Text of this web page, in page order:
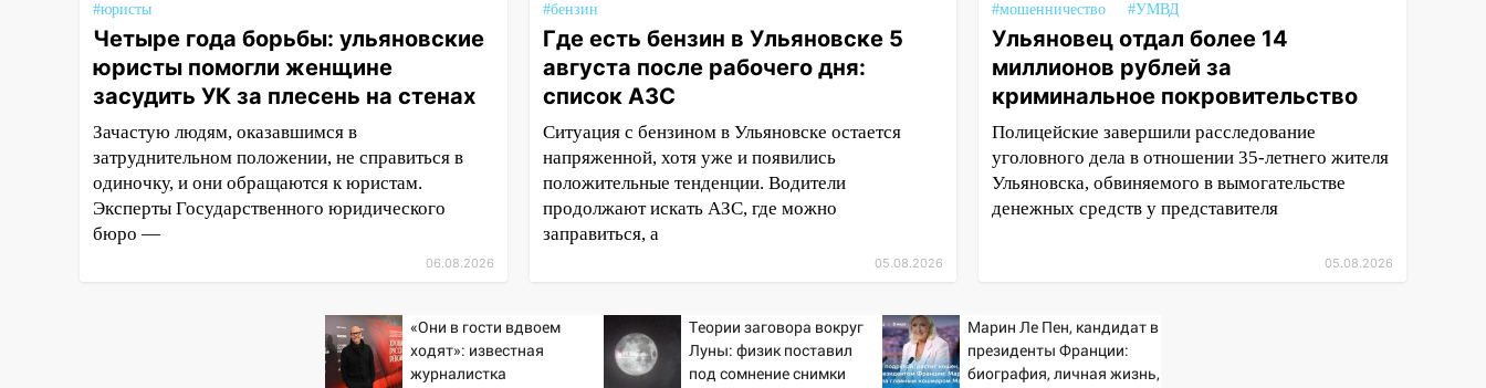
20:22
летнюю жительницу
Ульяновской области
19:14 Житель Ульяновской
области подвез троих
незнакомцев на трассе и
заработал уголовное дело
18:14 Прогноз погоды на 6
августа в Ульяновской области
силовой экстрим: в Ульяновске
пройдет большой фестиваль
#юристы
Четыре года борьбы: ульяновские
юристы помогли женщине
засудить УК за плесень на стенах
Зачастую людям, оказавшимся в
затруднительном положении, не справиться в
одиночку, и они обращаются к юристам.
Эксперты Государственного юридического
бюро —
06.08.2026
#бензин
Где есть бензин в Ульяновске 5
августа после рабочего дня:
список АЗС
Ситуация с бензином в Ульяновске остается
напряженной, хотя уже и появились
положительные тенденции. Водители
продолжают искать АЗС, где можно
заправиться, а
05.08.2026
#мошенничество
#УМВД
Ульяновец отдал более 14
миллионов рублей за
криминальное покровительство
Полицейские завершили расследование
уголовного дела в отношении 35-летнего жителя
Ульяновска, обвиняемого в вымогательстве
денежных средств у представителя
05.08.2026
«Они в гости вдвоем
ходят»: известная
журналистка
Теории заговора вокруг
Луны: физик поставил
под сомнение снимки
Марин Ле Пен, кандидат в
президенты Франции:
биография, личная жизнь,